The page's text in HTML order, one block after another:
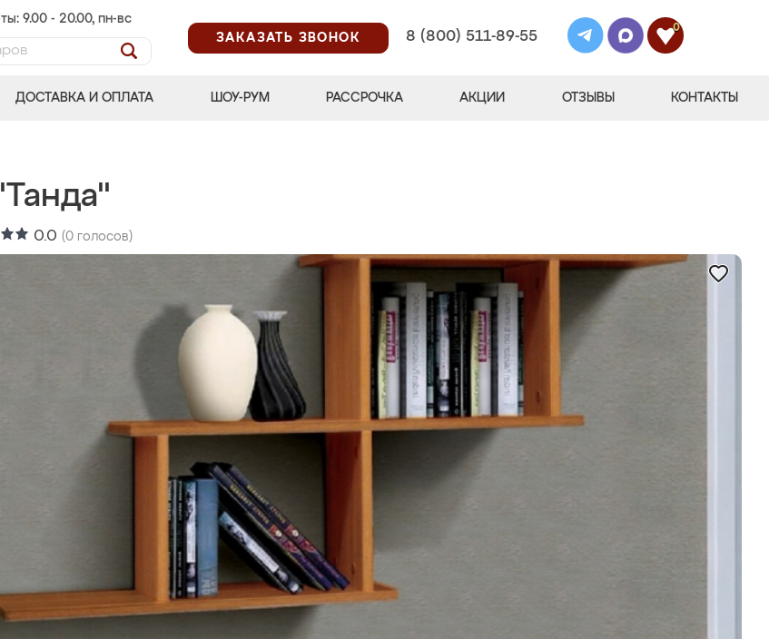
9.00 - 20.00, пн-вс
ЗАКАЗАТЬ ЗВОНОК
8 (800) 511-89-55
0
ДОСТАВКА И ОПЛАТА ШОУ-РУМ РАССРОЧКА АКЦИИ ОТЗЫВЫ КОНТАКТЫ
0.0 (0 голосов)